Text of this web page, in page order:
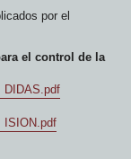
por el
el control de la
DIDAS.pdf
ISION.pdf